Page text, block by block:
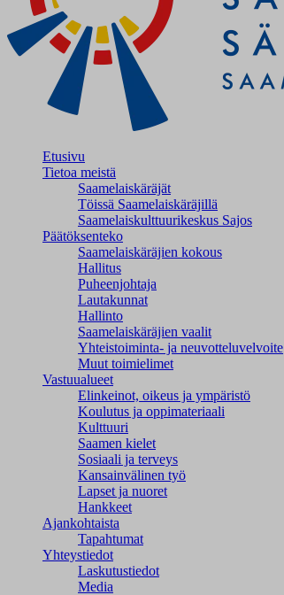
Etusivu
Tietoa meistä
Saamelaiskäräjät
Töissä Saamelaiskäräjillä
Saamelaiskulttuuri­keskus Sajos
Päätöksenteko
Saamelaiskäräjien kokous
Hallitus
Puheenjohtaja
Lautakunnat
Hallinto
Saamelaiskäräjien vaalit
Yhteistoiminta- ja neuvotteluvelvoite
Muut toimielimet
Vastuualueet
Elinkeinot, oikeus ja ympäristö
Koulutus ja oppimateriaali
Kulttuuri
Saamen kielet
Sosiaali ja terveys
Kansainvälinen työ
Lapset ja nuoret
Hankkeet
Ajankohtaista
Tapahtumat
Yhteystiedot
Laskutustiedot
Media